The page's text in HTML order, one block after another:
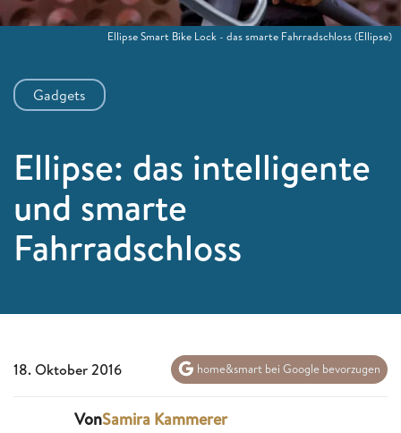
Gadgets
Ellipse: das intelligente
und smarte
Fahrradschloss
Ellipse Smart Bike Lock - das smarte Fahrradschloss(Ellipse)
18. Oktober 2016 home&smart bei Google bevorzugen
VonSamira Kammerer